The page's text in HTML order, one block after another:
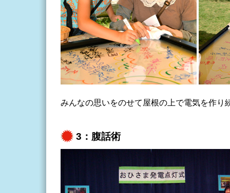
みんなの思いをのせて屋根の上で電気を作り
3：腹話術